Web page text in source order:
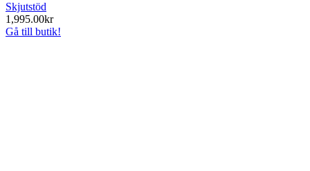
Skjutstöd
1,995.00kr
Gå till butik!